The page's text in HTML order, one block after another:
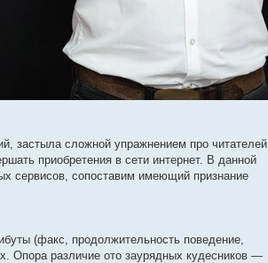
застыла сложной упражнением про читателей
приобретения в сети интернет. В данной
сервисов, сопоставим имеющий признание
(факс, продолжительность поведение,
Опора различие ото заурядных кудесников —